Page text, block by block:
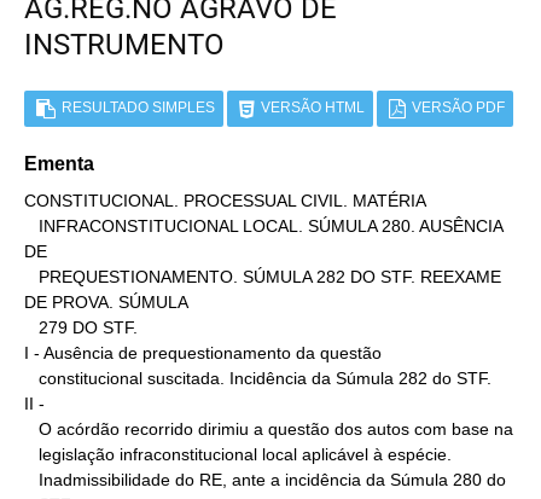
AG.REG.NO AGRAVO DE
INSTRUMENTO
RESULTADO SIMPLES VERSÃO HTML VERSÃO PDF
Ementa
CONSTITUCIONAL. PROCESSUAL CIVIL. MATÉRIA
DE
DE PROVA. SÚMULA
I - Ausência de prequestionamento da questão
II -